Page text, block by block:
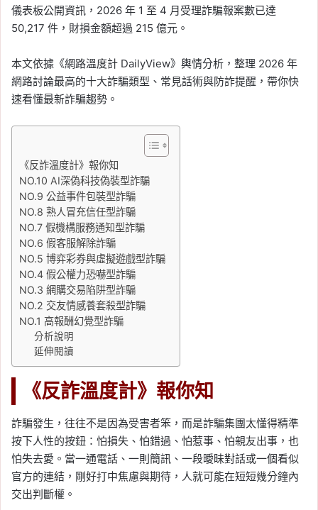
儀表板公開資訊，2026 年 1 至 4 月受理詐騙報案數已達
50,217 件，財損金額超過 215 億元。
本文依據《網路溫度計 DailyView》輿情分析，整理 2026 年
網路討論最高的十大詐騙類型、常見話術與防詐提醒，帶你快
速看懂最新詐騙趨勢。
《反詐溫度計》報你知
NO.10 AI深偽科技偽裝型詐騙
NO.9 公益事件包裝型詐騙
NO.8 熟人冒充信任型詐騙
NO.7 假機構服務通知型詐騙
NO.6 假客服解除詐騙
NO.5 博弈彩券與虛擬遊戲型詐騙
NO.4 假公權力恐嚇型詐騙
NO.3 網購交易陷阱型詐騙
NO.2 交友情感養套殺型詐騙
NO.1 高報酬幻覺型詐騙
分析說明
延伸閱讀
《反詐溫度計》報你知
詐騙發生，往往不是因為受害者笨，而是詐騙集團太懂得精準
按下人性的按鈕：怕損失、怕錯過、怕惹事、怕親友出事，也
怕失去愛。當一通電話、一則簡訊、一段曖昧對話或一個看似
官方的連結，剛好打中焦慮與期待，人就可能在短短幾分鐘內
交出判斷權。